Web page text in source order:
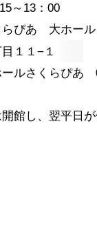
～13：00
らぴあ 大ホール
１１−１
ルさくらぴあ
館し、翌平日